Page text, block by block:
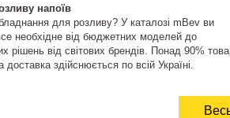
напоїв
для розливу? У каталозі mBev ви
необхідне від бюджетних моделей до
рішень від світових брендів. Понад 90%
здійснюється по всій Україні.